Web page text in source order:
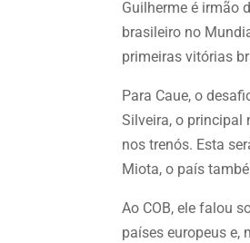
Guilherme é irmão
brasileiro no
primeiras vitórias
Para Caue, o
Silveira, o principal
nos trenós. Esta
Miota, o país
Ao COB, ele falou
países europeus e,